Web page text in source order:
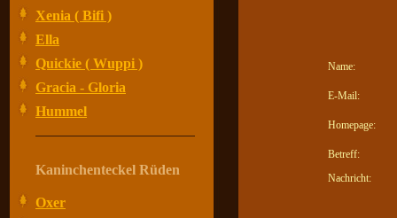
Xenia ( Bifi )
Ella
Quickie ( Wuppi )
Gracia - Gloria
Hummel
Kaninchenteckel Rüden
Oxer
Name:
E-Mail:
Homepage:
Betreff:
Nachricht: